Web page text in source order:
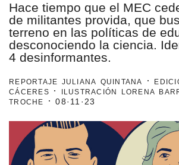
Oligarquía
Despacio
especiales
invasores vip
estronismo climático
Hace tiempo que el MEC
de militantes provida, que
terreno en las políticas de
desconociendo la ciencia.
4 desinformantes.
reportaje juliana quintana ·
cáceres · ilustración lorena
troche ·08·11·23